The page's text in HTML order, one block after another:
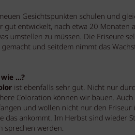
Gesichtspunkten schulen und
gut entwickelt, nach etwa 20 Monaten
umstellen zu müssen. Die Friseure
und seitdem nimmt das
...?
ist ebenfalls sehr gut. Nicht nur
Coloration können wir bauen.
und wollen nicht nur den
das ankommt. Im Herbst sind wieder
sprechen werden.